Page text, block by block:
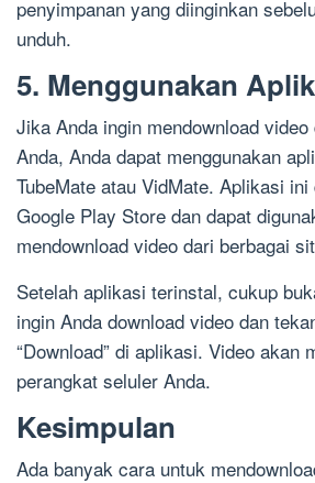
penyimpanan yang diinginkan
unduh.
5. Menggunakan
Jika Anda ingin mendownload
Anda, Anda dapat menggunakan
TubeMate atau VidMate. Aplikasi
Google Play Store dan dapat
mendownload video dari berbagai
Setelah aplikasi terinstal, cukup
ingin Anda download video dan
“Download” di aplikasi. Video akan
perangkat seluler Anda.
Kesimpulan
Ada banyak cara untuk